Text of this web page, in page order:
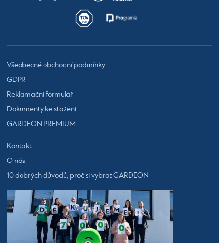
Všeobecné obchodní podmínky
GDPR
Reklamační formulář
Dokumenty ke stažení
GARDEON PREMIUM
Kontakt
O nás
10 dobrých důvodů, proč si vybrat GARDEON